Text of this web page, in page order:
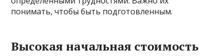
понимать, чтобы быть подготовленным.
Высокая начальная стоимость